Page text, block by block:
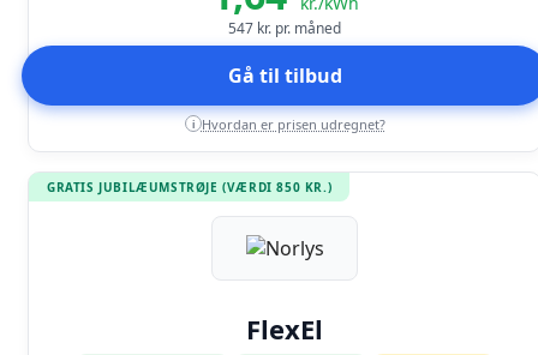
547 kr. pr. måned
Gå til tilbud
i Hvordan er prisen udregnet?
GRATIS JUBILÆUMSTRØJE (VÆRDI 850 KR.)
FlexEl